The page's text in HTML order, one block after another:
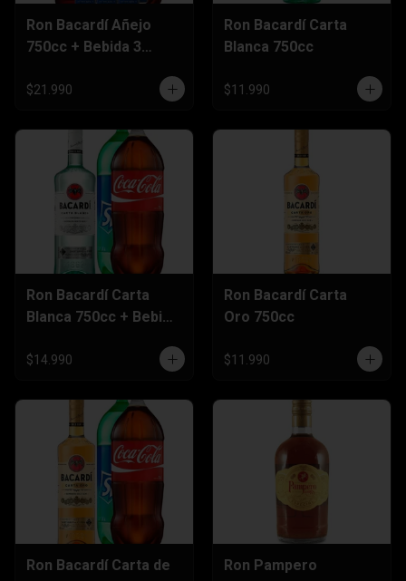
Ron Bacardí Añejo
750cc + Bebida 3
Cerveza 470cc
$21.990
Ron Bacardí Carta
Blanca 750cc
$11.990
Ron Bacardí Carta
Blanca 750cc + Bebida
$14.990
Ron Bacardí Carta
Oro 750cc
$11.990
Ron Bacardí Carta de
Ron Pampero